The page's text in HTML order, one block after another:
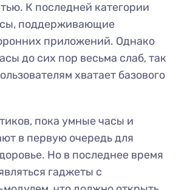
К последней категории
поддерживающие
приложений. Однако
до сих пор весьма слаб, так
хватает базового
пока умные часы и
в первую очередь для
Но в последнее время
гаджеты с